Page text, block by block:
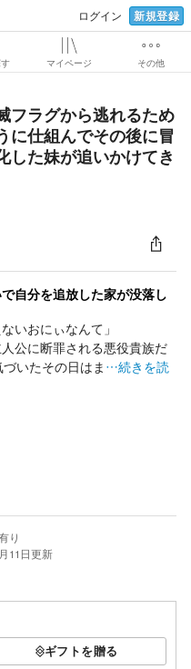
ログイン 新規登録
マイページ その他
フラグから逃れるため
に仕組んでその後に冒
した妹が追いかけてき
自分を追放した家が没落し
いおにぃなんて」
公に断罪される悪役貴族だ
いたその日はま …続きを読
り
11日更新
ギフトを贈る